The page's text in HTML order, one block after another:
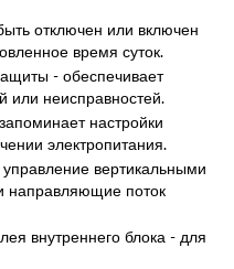
отключен или включен
время суток.
- обеспечивает
или неисправностей.
настройки
электропитания.
вертикальными
направляющие поток
внутреннего блока - для